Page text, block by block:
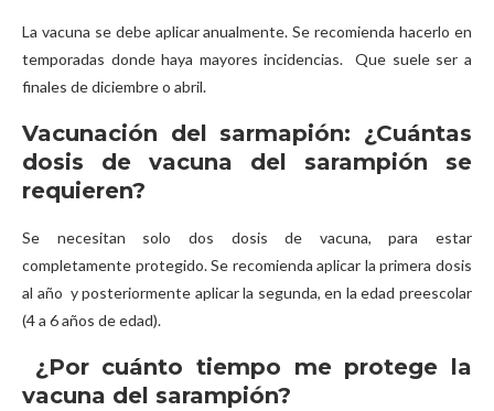
La vacuna se debe aplicar anualmente. Se recomienda hacerlo en
temporadas donde haya mayores incidencias. Que suele ser a
finales de diciembre o abril.
Vacunación del sarmapión: ¿Cuántas
dosis de vacuna del sarampión se
requieren?
Se necesitan solo dos dosis de vacuna, para estar
completamente protegido. Se recomienda aplicar la primera dosis
al año y posteriormente aplicar la segunda, en la edad preescolar
(4 a 6 años de edad).
¿Por cuánto tiempo me protege la
vacuna del sarampión?